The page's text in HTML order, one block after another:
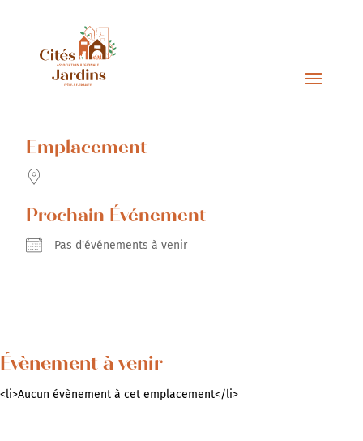
Emplacement
Prochain Événement
Pas d'événements à venir
Évènement à venir
<li>Aucun évènement à cet emplacement</li>